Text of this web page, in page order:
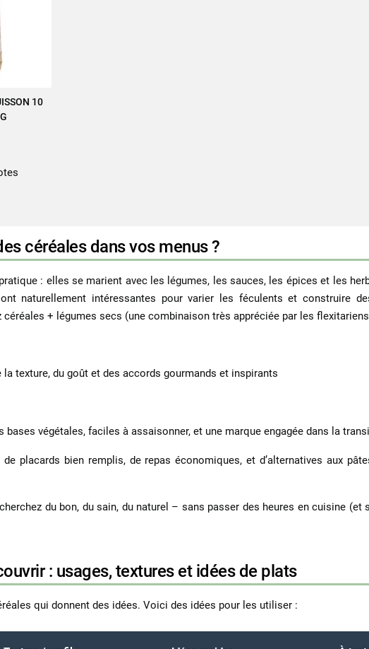
10
céréales dans vos menus ?
: elles se marient avec les légumes, les sauces, les épices et les
naturellement intéressantes pour varier les féculents et construire
+ légumes secs (une combinaison très appréciée par les
la texture, du goût et des accords gourmands et inspirants
bases végétales, faciles à assaisonner, et une marque engagée dans la
placards bien remplis, de repas économiques, et d’alternatives aux
du bon, du sain, du naturel – sans passer des heures en cuisine (et
: usages, textures et idées de plats
qui donnent des idées. Voici des idées pour les utiliser :